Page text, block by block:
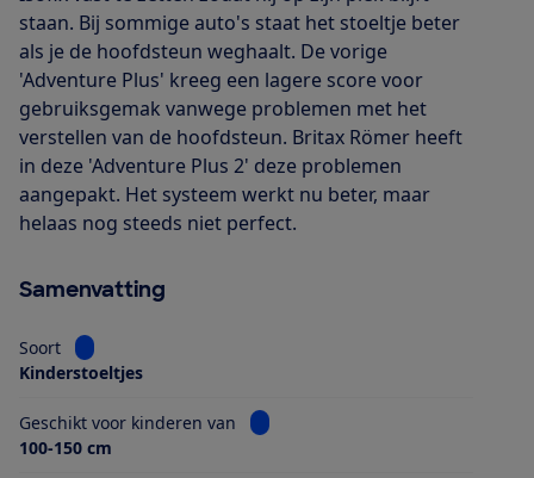
staan. Bij sommige auto's staat het stoeltje beter
als je de hoofdsteun weghaalt. De vorige
'Adventure Plus' kreeg een lagere score voor
gebruiksgemak vanwege problemen met het
verstellen van de hoofdsteun. Britax Römer heeft
in deze 'Adventure Plus 2' deze problemen
aangepakt. Het systeem werkt nu beter, maar
helaas nog steeds niet perfect.
Samenvatting
Soort
Bekijk informatie voor Soort
Kinderstoeltjes
Geschikt voor kinderen van
Bekijk informatie voor Geschikt
100-150 cm